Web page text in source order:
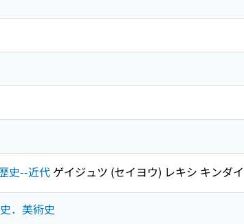
史--近代 ゲイジュツ (セイヨウ) レキシ キンダイ
．美術史